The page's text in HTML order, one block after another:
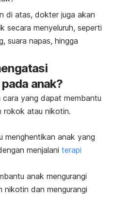
di atas, dokter juga akan
secara menyeluruh, seperti
suara napas, hingga
anak?
yang dapat membantu
rokok atau nikotin.
menghentikan anak yang
menjalani terapi
anak mengurangi
nikotin dan mengurangi